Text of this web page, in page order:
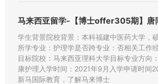
学生背景院校背景：本科福建中医药大学，
所学专业：护理学是否跨专业：否相关工作
目标院校：马来西亚理科大学目标专业方向
康护理入学时间：2021年9月入学申请时间
新马国际教育，了解马来博士